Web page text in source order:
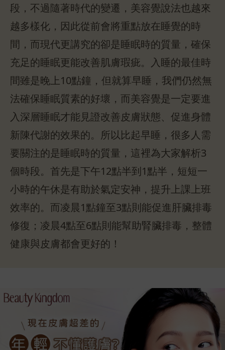
段，不過隨著時代的變遷，美容覺說法也越來
越多樣化，因此從前會將重點放在睡覺的時
間，而現代更講究的卻是睡眠時的質量，確保
充足的睡眠更能改善肌膚瑕疵。入睡的最佳時
間雖是晚上10點鐘，但就算早睡，我們仍然無
法確保睡眠質素的好壞，而美容覺是一定要進
入深層睡眠才能見證改善皮膚狀態、促進身體
新陳代謝的效果的。所以比起早睡，很多人需
要關注的是睡眠時的質量，這裡為大家解析3
個時段。首先是下午12點半到1點半，短短一
小時的午休是有助於氣定安神，提升上課上班
效率的。而凌晨1點鐘至3點則能促進肝臟排毒
修復；凌晨4點至6點則能幫助腎臟排毒，整體
健康與皮膚都會更好的！